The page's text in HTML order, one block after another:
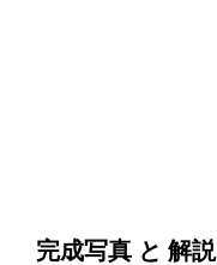
完成写真 と 解説